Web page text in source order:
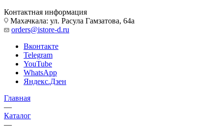
Контактная информация
Махачкала: ул. Расула Гамзатова, 64а
orders@istore-d.ru
Вконтакте
Telegram
YouTube
WhatsApp
Яндекс.Дзен
Главная
—
Каталог
—